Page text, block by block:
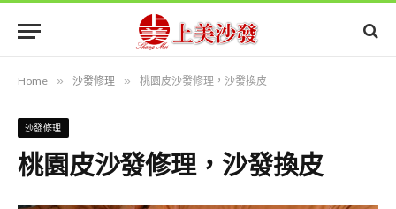
Home » 沙發修理 » 桃園皮沙發修理，沙發換皮
沙發修理
桃園皮沙發修理，沙發換皮